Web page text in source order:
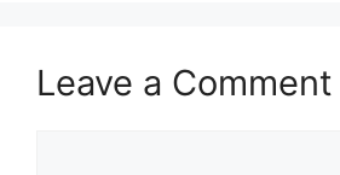
Leave a Comment